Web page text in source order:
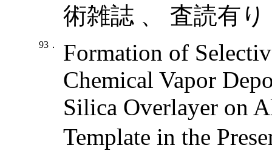
術雑誌 、 査読有
93．
Formation of
Chemical Vapor
Silica Overlayer on
Template in the